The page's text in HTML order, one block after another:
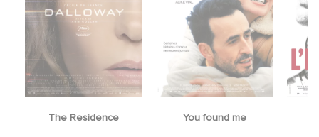
The Residence You found me